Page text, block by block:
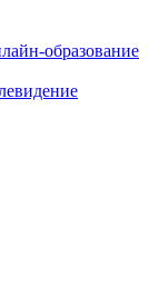
образование